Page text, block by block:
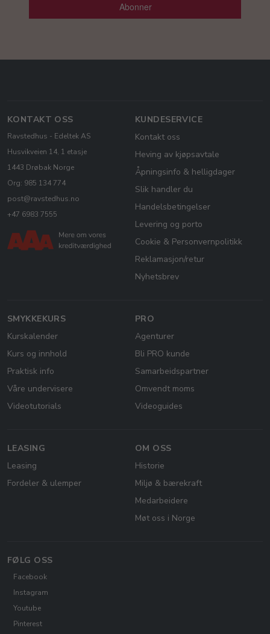
Abonner
KONTAKT OSS
Ravstedhus - Edeltek AS
Husvikveien 14, 1 etasje
1443 Drøbak Norge
Org: 985 134 774
post@ravstedhus.no
+47 6983 7555
KUNDESERVICE
Kontakt oss
Heving av kjøpsavtale
Åpningsinfo & helligdager
Slik handler du
Handelsbetingelser
Levering og porto
Cookie & Personvernpolitikk
Reklamasjon/retur
Nyhetsbrev
SMYKKEKURS
Kurskalender
Kurs og innhold
Praktisk info
Våre undervisere
Videotutorials
PRO
Agenturer
Bli PRO kunde
Samarbeidspartner
Omvendt moms
Videoguides
LEASING
Leasing
Fordeler & ulemper
OM OSS
Historie
Miljø & bærekraft
Medarbeidere
Møt oss i Norge
FØLG OSS
Facebook
Instagram
Youtube
Pinterest